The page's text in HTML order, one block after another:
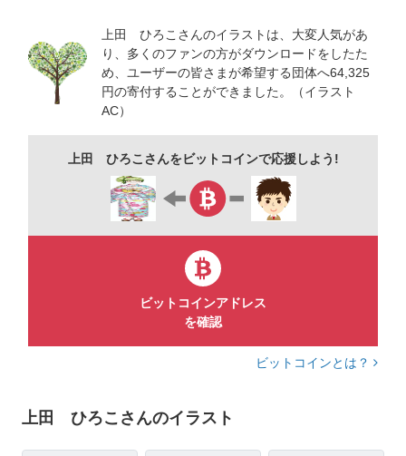
上田 ひろこさんのイラストは、大変人気があ
り、多くのファンの方がダウンロードをしたた
め、ユーザーの皆さまが希望する団体へ64,325
円の寄付することができました。（イラスト
AC）
上田 ひろこさんをビットコインで応援しよう!
ビットコインアドレス
を確認
ビットコインとは？
上田 ひろこさんのイラスト